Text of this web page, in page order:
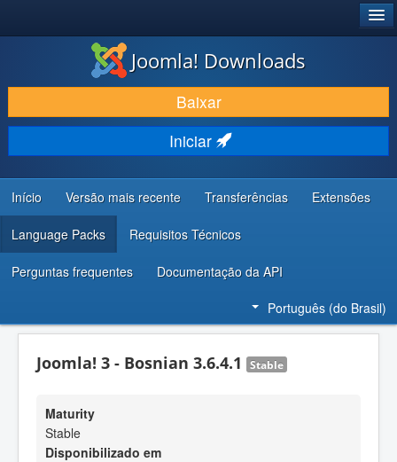
BAIXAR E APRIMORAR
DESCUBRA & APRENDA
COMUNIDADE & SUPORTE
RECURSOS PARA DESENVOLVEDORES
Joomla! Downloads
Baixar
Iniciar
Início Versão mais recente Transferências Extensões
Language Packs Requisitos Técnicos
Perguntas frequentes Documentação da API
Português (do Brasil)
Joomla! 3 - Bosnian 3.6.4.1 Stable
Maturity
Stable
Disponibilizado em